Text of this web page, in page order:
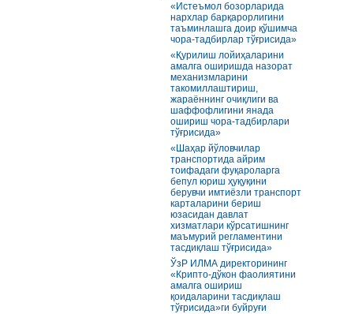
«Истеъмол бозорларида
нархлар барқарорлигини
таъминлашга доир қўшимча
чора-тадбирлар тўғрисида»
«Қурилиш лойиҳаларини
амалга оширишда назорат
механизмларини
такомиллаштириш,
жараённинг очиқлиги ва
шаффофлигини янада
ошириш чора-тадбирлари
тўғрисида»
«Шаҳар йўловчилар
транспортида айрим
тоифадаги фуқароларга
бепул юриш ҳуқуқини
берувчи имтиёзли транспорт
карталарини бериш
юзасидан давлат
хизматлари кўрсатишнинг
маъмурий регламентини
тасдиқлаш тўғрисида»
ЎзР ИЛМА директорининг
«Крипто-дўкон фаолиятини
амалга ошириш
қоидаларини тасдиқлаш
тўғрисида»ги буйруғи